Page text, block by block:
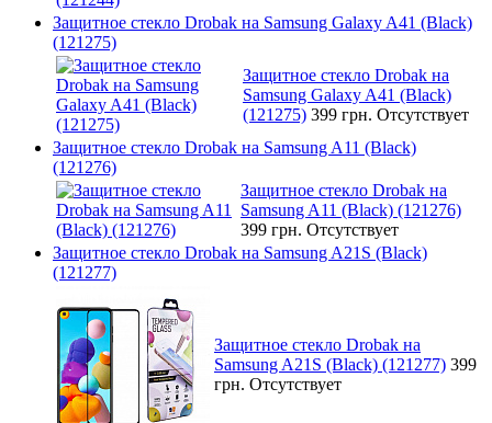
Защитное стекло Drobak на Samsung Galaxy A41 (Black)
(121275)
Защитное стекло Drobak на
Samsung Galaxy A41 (Black)
(121275) 399 грн. Отсутствует
Защитное стекло Drobak на Samsung A11 (Black)
(121276)
Защитное стекло Drobak на
Samsung A11 (Black) (121276)
399 грн. Отсутствует
Защитное стекло Drobak на Samsung A21S (Black)
(121277)
Защитное стекло Drobak на
Samsung A21S (Black) (121277) 399
грн. Отсутствует